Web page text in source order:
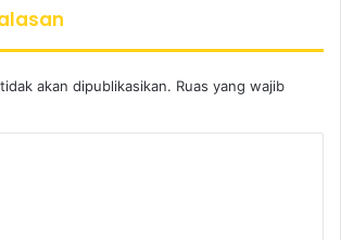
akan dipublikasikan. Ruas yang wajib